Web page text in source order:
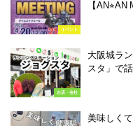
イベント
【AN⭐︎AN
お店・会社
大阪城ラ
スタ」で
美味しく